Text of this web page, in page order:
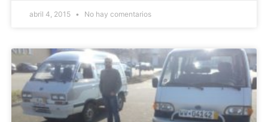
abril 4, 2015 No hay comentarios